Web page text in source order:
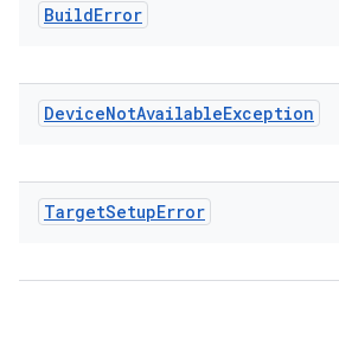
BuildError
DeviceNotAvailableException
TargetSetupError